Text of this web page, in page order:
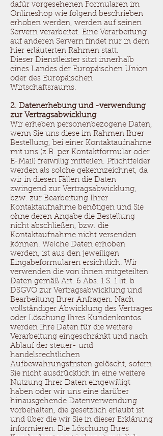
dafür vorgesehenen Formularen im
Onlineshop wie folgend beschrieben
erhoben werden, werden auf seinen
Servern verarbeitet. Eine Verarbeitung
auf anderen Servern findet nur in dem
hier erläuterten Rahmen statt.
Dieser Dienstleister sitzt innerhalb
eines Landes der Europäischen Union
oder des Europäischen
Wirtschaftsraums.
2. Datenerhebung und -verwendung
zur Vertragsabwicklung
Wir erheben personenbezogene Daten,
wenn Sie uns diese im Rahmen Ihrer
Bestellung, bei einer Kontaktaufnahme
mit uns (z.B. per Kontaktformular oder
E-Mail) freiwillig mitteilen. Pflichtfelder
werden als solche gekennzeichnet, da
wir in diesen Fällen die Daten
zwingend zur Vertragsabwicklung,
bzw. zur Bearbeitung Ihrer
Kontaktaufnahme benötigen und Sie
ohne deren Angabe die Bestellung
nicht abschließen, bzw. die
Kontaktaufnahme nicht versenden
können. Welche Daten erhoben
werden, ist aus den jeweiligen
Eingabeformularen ersichtlich. Wir
verwenden die von ihnen mitgeteilten
Daten gemäß Art. 6 Abs. 1 S. 1 lit. b
DSGVO zur Vertragsabwicklung und
Bearbeitung Ihrer Anfragen. Nach
vollständiger Abwicklung des Vertrages
oder Löschung Ihres Kundenkontos
werden Ihre Daten für die weitere
Verarbeitung eingeschränkt und nach
Ablauf der steuer- und
handelsrechtlichen
Aufbewahrungsfristen gelöscht, sofern
Sie nicht ausdrücklich in eine weitere
Nutzung Ihrer Daten eingewilligt
haben oder wir uns eine darüber
hinausgehende Datenverwendung
vorbehalten, die gesetzlich erlaubt ist
und über die wir Sie in dieser Erklärung
informieren. Die Löschung Ihres